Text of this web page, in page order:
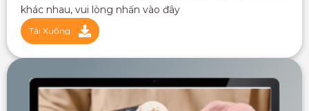
khác nhau, vui lòng nhấn vào đây
Tải Xuống